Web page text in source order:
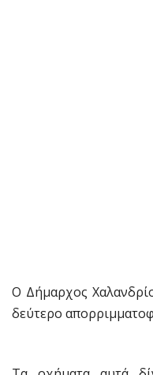
Ο Δήμαρχος
δεύτερο